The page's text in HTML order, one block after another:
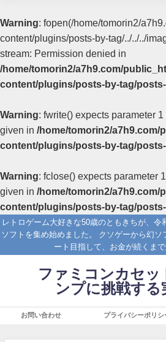
Warning: fopen(/home/tomorin2/
content/plugins/posts-by-tag/../../../
stream: Permission denied in
/home/tomorin2/a7h9.com/
content/plugins/posts-by-tag/
Warning: fwrite() expects parameter
given in /home/tomorin2/a7h9.com/
content/plugins/posts-by-tag/
Warning: fclose() expects parameter
given in /home/tomorin2/a7h9.com/
content/plugins/posts-by-tag/
レトロゲーム大好きな50歳のともきちが、令
ソフトを集め始めました。 クソゲーから幻ソ
ート目指して、お金が続くまで
ファミコンカセ
ンプに挑戦する
お問い合わせ プライバシーポリシ